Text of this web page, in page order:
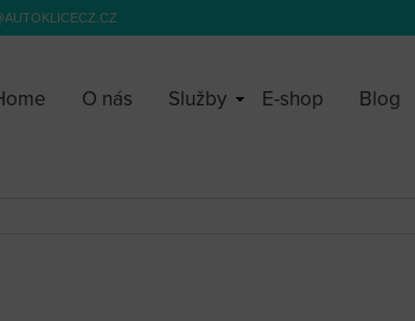
O nás Služby E-shop Blog